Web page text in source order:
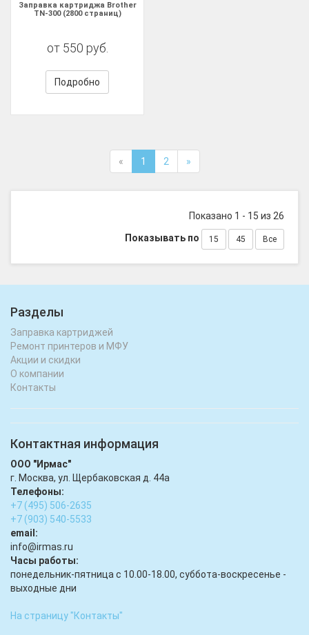
Заправка картриджа Brother
TN-300 (2800 страниц)
от 550 руб.
Подробно
« 1 2 »
Показано 1 - 15 из 26
Показывать по
15 45 Все
Разделы
Заправка картриджей
Ремонт принтеров и МФУ
Акции и скидки
О компании
Контакты
Контактная информация
ООО "Ирмас"
г. Москва, ул. Щербаковская д. 44а
Телефоны:
+7 (495) 506-2635
+7 (903) 540-5533
email:
infо@irmas.ru
Часы работы:
понедельник-пятница с 10.00-18.00, суббота-воскресенье -
выходные дни
На страницу "Контакты"